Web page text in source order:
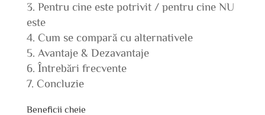
Pentru cine este potrivit / pentru cine NU
este
Cum se compară cu alternativele
Avantaje & Dezavantaje
Întrebări frecvente
Concluzie
Beneficii cheie